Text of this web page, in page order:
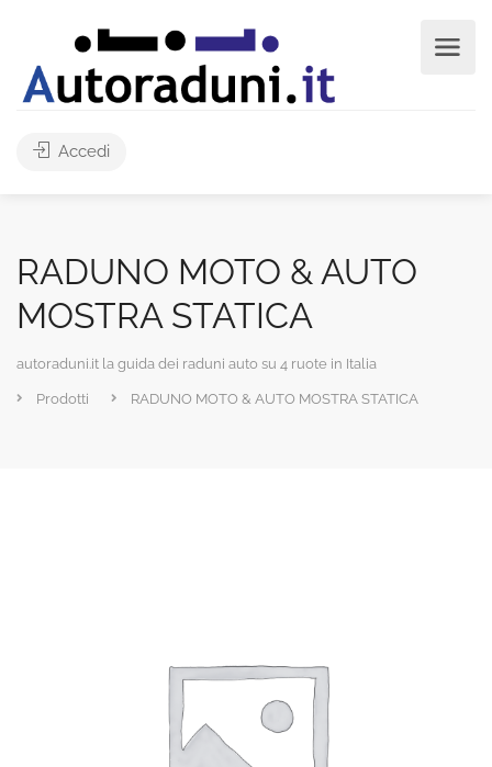
Accedi
RADUNO MOTO & AUTO
MOSTRA STATICA
autoraduni.it la guida dei raduni auto su 4 ruote in Italia
Prodotti RADUNO MOTO & AUTO MOSTRA STATICA